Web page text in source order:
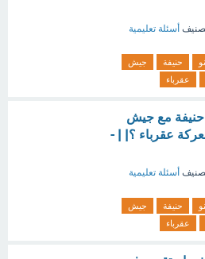
أسئلة تعليمية
حنيفة
جيش
عقرباء
حنيفة مع جيش
عقرباء ؟| | -
أسئلة تعليمية
حنيفة
جيش
عقرباء